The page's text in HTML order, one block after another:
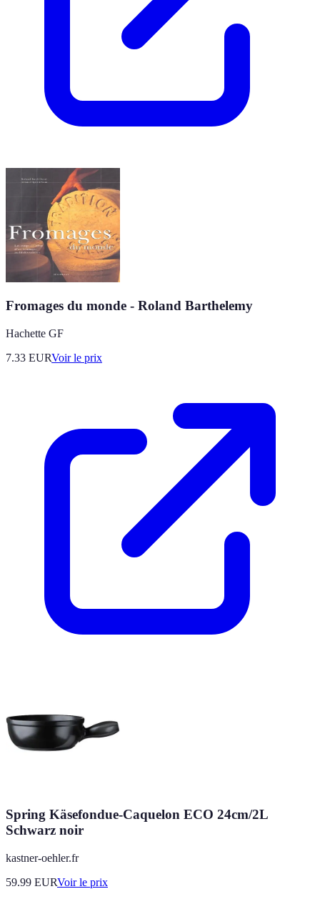
Fromages du monde - Roland Barthelemy
Hachette GF
7.33 EURVoir le prix
Spring Käsefondue-Caquelon ECO 24cm/2L
Schwarz noir
kastner-oehler.fr
59.99 EURVoir le prix